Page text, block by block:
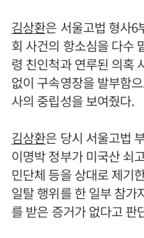
김상환은 서울고법 형사6
회 사건의 항소심을 다수
령 친인척과 연루된 의혹
없이 구속영장을 발부함
사의 중립성을 보여줬다.
김상환은 당시 서울고법
이명박 정부가 미국산 쇠
민단체 등을 상대로 제기
일탈 행위를 한 일부 참가
를 받은 증거가 없다고 판